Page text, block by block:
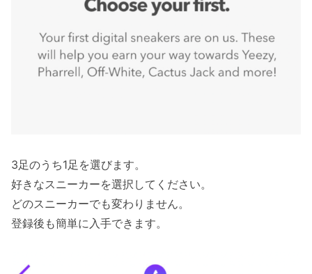
3足のうち1足を選びます。
好きなスニーカーを選択してください。
どのスニーカーでも変わりません。
登録後も簡単に入手できます。